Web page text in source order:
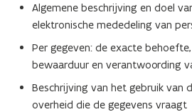
Algemene beschrijving en doel
elektronische mededeling van
Per gegeven: de exacte
bewaarduur en verantwoording
Beschrijving van het gebruik van
overheid die de gegevens vraagt